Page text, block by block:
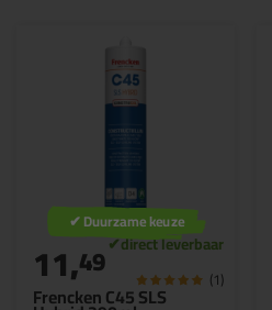
Frencken C45 SLS
✔ Duurzame keuze
11,49 (1)